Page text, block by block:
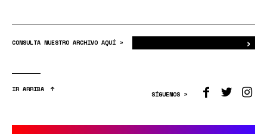
CONSULTA NUESTRO ARCHIVO AQUÍ > ›
IR ARRIBA
SÍGUENOS >